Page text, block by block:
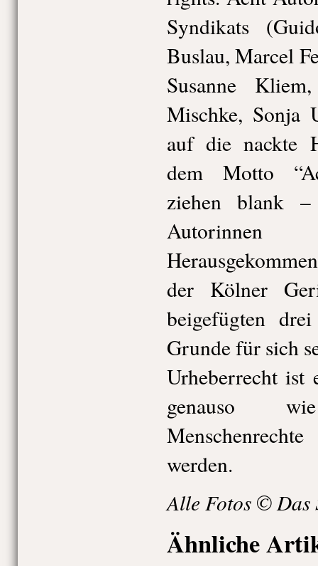
Syndikats
Buslau, Marcel
Susanne
Mischke, Sonja
auf die nackte
dem Motto
ziehen blank
der Kölner
beigefügten
Grunde für sich
Urheberrecht ist
genauso
werden.
Alle Fotos © Das
Ähnliche